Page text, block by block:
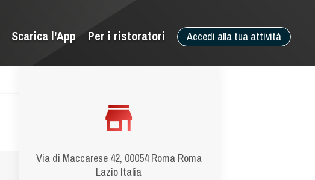
Accedi alla tua attività
Per i ristoratori
Scarica l'App
Via di Maccarese 42, 00054 Roma Roma
Lazio Italia